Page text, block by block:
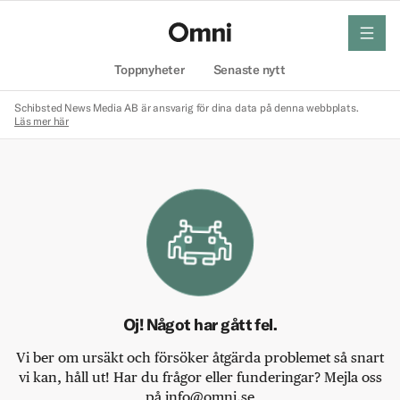
Toppnyheter Senaste nytt
meny
Schibsted News Media AB är ansvarig för dina data på denna webbplats.
Läs mer här
Oj! Något har gått fel.
Vi ber om ursäkt och försöker åtgärda problemet så snart
vi kan, håll ut! Har du frågor eller funderingar? Mejla oss